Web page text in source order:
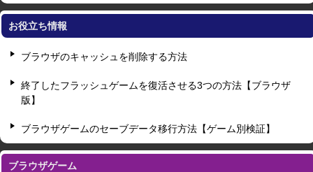
お役立ち情報
ブラウザのキャッシュを削除する方法
終了したフラッシュゲームを復活させる3つの方法【ブラウザ
版】
ブラウザゲームのセーブデータ移行方法【ゲーム別検証】
ブラウザゲーム